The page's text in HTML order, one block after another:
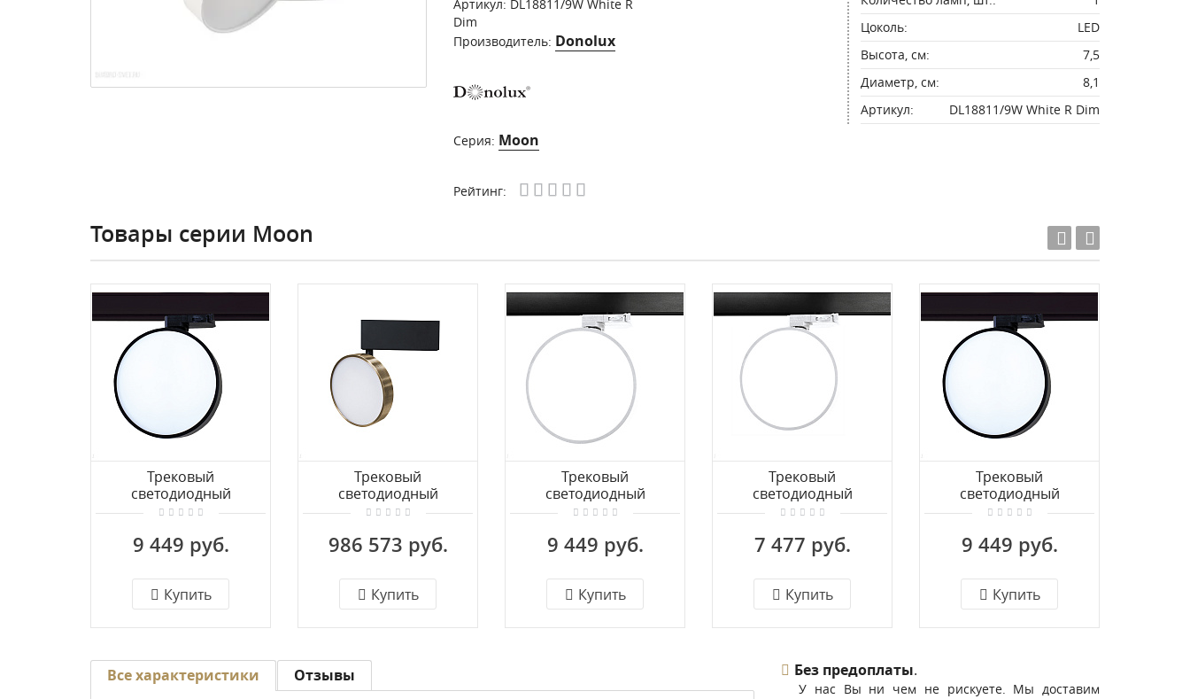
Артикул: DL18811/9W White R
Dim
Производитель: Donolux
Серия: Moon
Рейтинг:
Цоколь:
LED
Высота, см:
7,5
Диаметр, см:
8,1
Артикул:
DL18811/9W White R Dim
Товары серии Moon
Трековый
светодиодный
светильник для
Donolux Moon
DL18791R24W1B Track
9 449 руб.
Купить
Трековый
светодиодный
светильник для
шинопровода Donolux
Moon DL18791/Black
Bronze 12W
986 573 руб.
Купить
Трековый
светодиодный
светильник для
Donolux Moon
DL18791R24N1W Track
9 449 руб.
Купить
Трековый
светодиодный
светильник для
Donolux Moon
DL18791R12W1W Track
7 477 руб.
Купить
Трековый
светодиодный
светильник для
Donolux Moon
DL18791R24N1B Track
9 449 руб.
Купить
Все характеристики Отзывы Без предоплаты.
У нас Вы ни чем не рискуете. Мы доставим